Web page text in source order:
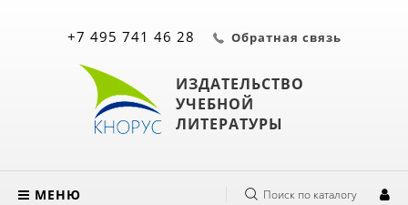
ИЗДАТЕЛЬСТВО
УЧЕБНОЙ
ЛИТЕРАТУРЫ
+7 495 741 46 28 Обратная связь
МЕНЮ Поиск по каталогу